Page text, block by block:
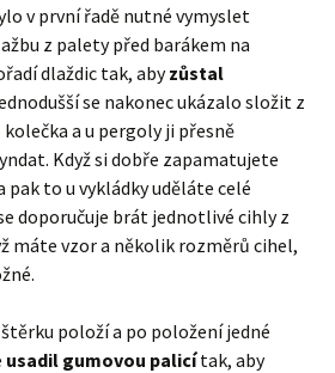
v první řadě nutné vymyslet
z palety před barákem na
dlaždic tak, abyzůstal
se nakonec ukázalo složit z
a u pergoly ji přesně
Když si dobře zapamatujete
pak to u vykládky uděláte celé
doporučuje brát jednotlivé cihly z
máte vzor a několik rozměrů cihel,
položí a po položení jedné
usadil gumovou palicítak, aby